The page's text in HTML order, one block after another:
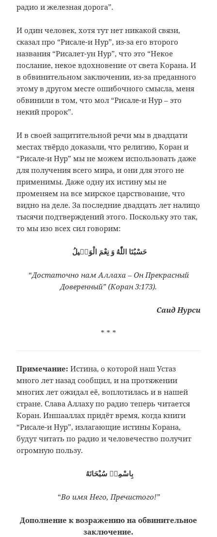
радио и железная дорога”.
И один человек, хотя тут нет никакой связи,
сказал про “Рисале-и Нур”, из-за его второго
названия “Рисалет-ун Нур”, что это “Некое
послание, некое вдохновение от света Корана. И
в обвинительном заключении, из-за преданного
этому в другом месте ошибочного смысла, меня
обвинили в том, что мол “Рисале-и Нур – это
некий пророк”.
И в своей защитительной речи мы в двадцати
местах твёрдо доказали, что религию, Коран и
“Рисале-и Нур” мы не можем использовать даже
для получения всего мира, и они для этого не
применимы. Даже одну их истину мы не
променяем на все мирское царствование, что
видно на деле. За последние двадцать лет налицо
тысячи подтверждений этого. Поскольку это так,
то мы изо всех сил говорим:
حَسْبُنَا اللّٰهُ وَ نِعْمَ الْوَكٖيلُ
“Достаточно нам Аллаха – Он Прекрасный
Доверенный” (Коран 3:173).
Саид Нурси
* * *
Примечание:Истина, о которой наш Устаз
много летназад сообщил, и на протяжении
многихлет ожидал её, воплотилась и в нашей
стране. Слава Аллаху по радио теперьчитается
Коран. Иншааллах придёт время,когда книги
“Рисале-и Нур”, излагающиеистины Корана,
будут читать по радио ичеловечество получит
огромную пользу.
بِاسْمِهٖ سُبْحَانَهُ
“Во имя Него, Пречистого!”
Дополнение к возражению на обвинительное
заключение.